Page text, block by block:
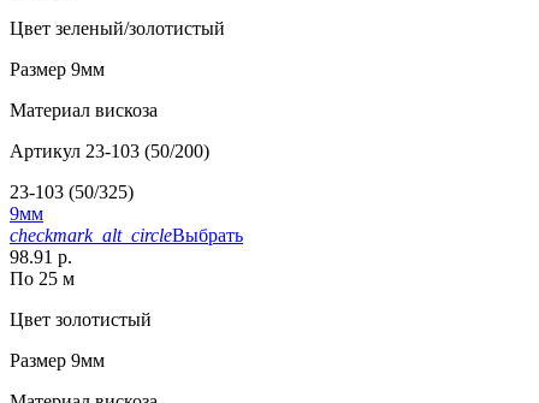
Цвет зеленый/золотистый
Размер 9мм
Материал вискоза
Артикул 23-103 (50/200)
23-103 (50/325)
9мм
checkmark_alt_circleВыбрать
98.91 р.
По 25 м
Цвет золотистый
Размер 9мм